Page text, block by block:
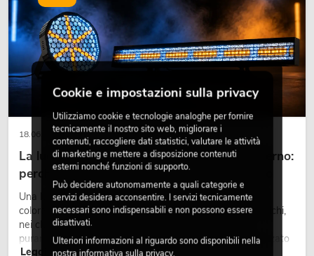
18.06.2026
La luce retrò nel design illuminotecnico moderno:
perché la luce calda torna ad avere successo
Una luce molto calda, superfici luminose visibili e accenti
colorati caratterizzano molti lighting design attuali su palchi,
nei club e negli eventi. La luce rétro non è un effetto
puramente nostalgico, ma uno strumento di design utilizzato
in modo consapevole: crea atmosfera, dona carattere alle
Leggi ora
Cookie e impostazioni sulla privacy
Utilizziamo cookie e tecnologie analoghe per fornire
tecnicamente il nostro sito web, migliorare i
contenuti, raccogliere dati statistici, valutare le attività
di marketing e mettere a disposizione contenuti
esterni nonché funzioni di supporto.
Può decidere autonomamente a quali categorie e
servizi desidera acconsentire. I servizi tecnicamente
necessari sono indispensabili e non possono essere
disattivati.
Ulteriori informazioni al riguardo sono disponibili nella
nostra informativa sulla privacy.